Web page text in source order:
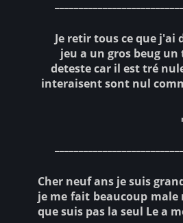
Je retir tous ce que j'ai
jeu a un gros beug
deteste car il est tré
interaisent sont nul
Cher neuf ans je suis
je me fait beaucoup
que suis pas la seul Le a